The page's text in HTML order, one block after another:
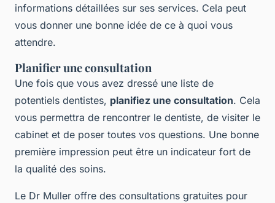
informations détaillées sur ses services. Cela peut
vous donner une bonne idée de ce à quoi vous
attendre.
Planifier une consultation
Une fois que vous avez dressé une liste de
potentiels dentistes, planifiez une consultation. Cela
vous permettra de rencontrer le dentiste, de visiter le
cabinet et de poser toutes vos questions. Une bonne
première impression peut être un indicateur fort de
la qualité des soins.
Le Dr Muller offre des consultations gratuites pour